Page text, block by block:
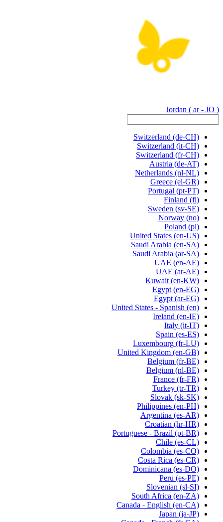
Jordan ( ar - JO )
Switzerland (de-CH)
Switzerland (it-CH)
Switzerland (fr-CH)
Austria (de-AT)
Netherlands (nl-NL)
Greece (el-GR)
Portugal (pt-PT)
Finland (fi)
Sweden (sv-SE)
Norway (no)
Poland (pl)
United States (en-US)
Saudi Arabia (en-SA)
Saudi Arabia (ar-SA)
UAE (en-AE)
UAE (ar-AE)
Kuwait (en-KW)
Egypt (en-EG)
Egypt (ar-EG)
United States - Spanish (en)
Ireland (en-IE)
Italy (it-IT)
Spain (es-ES)
Luxembourg (fr-LU)
United Kingdom (en-GB)
Belgium (fr-BE)
Belgium (nl-BE)
France (fr-FR)
Turkey (tr-TR)
Slovak (sk-SK)
Philippines (en-PH)
Argentina (es-AR)
Croatian (hr-HR)
Portuguese - Brazil (pt-BR)
Chile (es-CL)
Colombia (es-CO)
Costa Rica (es-CR)
Dominicana (es-DO)
Peru (es-PE)
Slovenian (sl-SI)
South Africa (en-ZA)
Canada - English (en-CA)
Japan (ja-JP)